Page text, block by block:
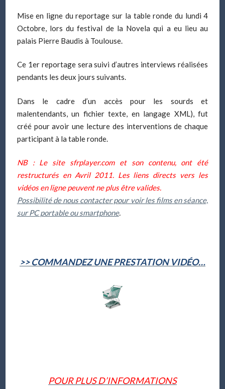
Mise en ligne du reportage sur la table ronde du lundi 4
Octobre, lors du festival de la Novela qui a eu lieu au
palais Pierre Baudis à Toulouse.
Ce 1er reportage sera suivi d’autres interviews réalisées
pendants les deux jours suivants.
Dans le cadre d’un accès pour les sourds et
malentendants, un fichier texte, en langage XML), fut
créé pour avoir une lecture des interventions de chaque
participant à la table ronde.
NB : Le site sfrplayer.com et son contenu, ont été
restructurés en Avril 2011. Les liens directs vers les
vidéos en ligne peuvent ne plus être valides.
Possibilité de nous contacter pour voir les films en séance,
sur PC portable ou smartphone.
>> COMMANDEZ UNE PRESTATION VIDÉO…
POUR PLUS D’INFORMATIONS